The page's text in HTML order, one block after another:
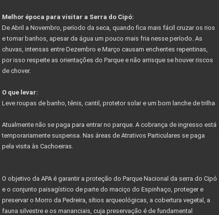
GUIA DE TRILHAS SERRA DO CIPÓ
CIPÓ CLASSIC FESTIVAL - COPA DAS CONFEDERAÇÕES
Começa em junho festival de outono serra do cipó
NOVO ACESSO À SERRA DO CIPÓ
CIRCUITO DE CICLOTURISMO NA SERRA DO CIPÓ
Vetor Norte de BH é a bola da vez do mercado
Listas de documentos para Compra de Imóveis...
Melhor época para visitar a Serra do Cipó:
De Abril a Novembro, período da seca, quando fica mais fácil cruzar os rios
e tomar banhos, apesar da água um pouco mais fria nesse período. As
chuvas, intensas entre Dezembro e Março causam enchentes repentinas,
por isso respeite as orientações do Parque e não arrisque se houver riscos
de chover.
O que levar:
Leve roupas de banho, tênis, cantil, protetor solar e um bom lanche de trilha
Atualmente não se paga para entrar no parque. A cobrança de ingresso está
temporariamente suspensa. Nas áreas de Atrativos Particulares se paga
pela visita às Cachoeiras.
O objetivo da APA é garantir a proteção do Parque Nacional da serra do Cipó
e o conjunto paisagístico de parte do maciço do Espinhaço, proteger e
preservar o Morro da Pedreira, sítios arqueológicas, a cobertura vegetal, a
fauna silvestre e os mananciais, cuja preservação é de fundamental